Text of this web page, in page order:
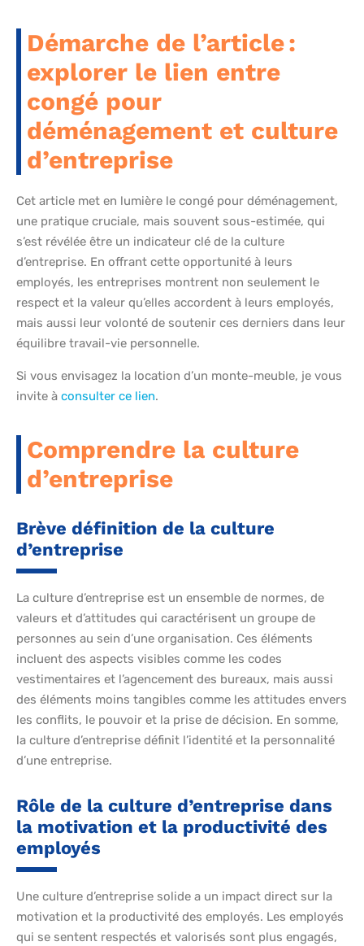
Démarche de l’article :
explorer le lien entre
congé pour
déménagement et culture
d’entreprise
Cet article met en lumière le congé pour déménagement,
une pratique cruciale, mais souvent sous-estimée, qui
s’est révélée être un indicateur clé de la culture
d’entreprise. En offrant cette opportunité à leurs
employés, les entreprises montrent non seulement le
respect et la valeur qu’elles accordent à leurs employés,
mais aussi leur volonté de soutenir ces derniers dans leur
équilibre travail-vie personnelle.
Si vous envisagez la location d’un monte-meuble, je vous
invite à consulter ce lien.
Comprendre la culture
d’entreprise
Brève définition de la culture
d’entreprise
La culture d’entreprise est un ensemble de normes, de
valeurs et d’attitudes qui caractérisent un groupe de
personnes au sein d’une organisation. Ces éléments
incluent des aspects visibles comme les codes
vestimentaires et l’agencement des bureaux, mais aussi
des éléments moins tangibles comme les attitudes envers
les conflits, le pouvoir et la prise de décision. En somme,
la culture d’entreprise définit l’identité et la personnalité
d’une entreprise.
Rôle de la culture d’entreprise dans
la motivation et la productivité des
employés
Une culture d’entreprise solide a un impact direct sur la
motivation et la productivité des employés. Les employés
qui se sentent respectés et valorisés sont plus engagés,